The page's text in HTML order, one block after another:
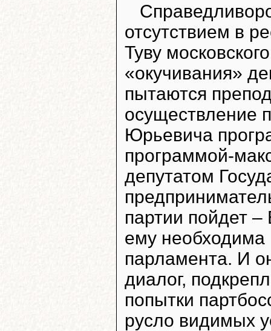
отсутствием в
Туву
«окучивания»
пытаются
осуществление
Юрьевича
программой-
депутатом
партии пойдет
ему необходима
парламента. И
диалог,
попытки
русло видимых